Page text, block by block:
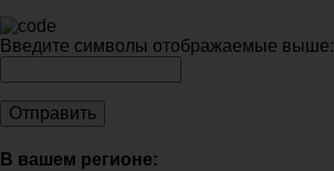
Введите символы отображаемые выше:
В вашем регионе: